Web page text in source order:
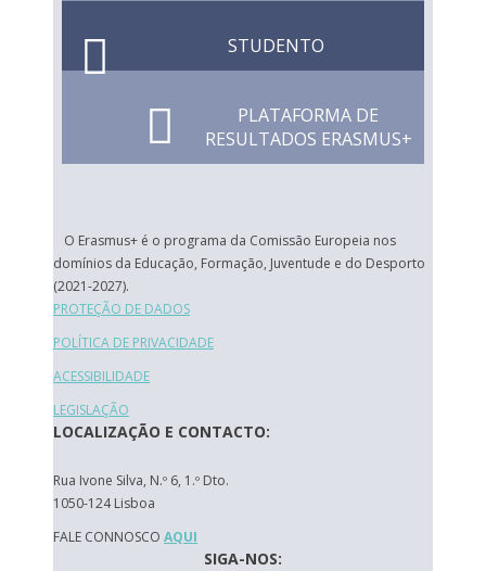
STUDENTO
PLATAFORMA DE
RESULTADOS ERASMUS+
O Erasmus+ é o programa da Comissão Europeia nos
domínios da Educação, Formação, Juventude e do Desporto
(2021-2027).
PROTEÇÃO DE DADOS
POLÍTICA DE PRIVACIDADE
ACESSIBILIDADE
LEGISLAÇÃO
LOCALIZAÇÃO E CONTACTO:
Rua Ivone Silva, N.º 6, 1.º Dto.
1050-124 Lisboa
FALE CONNOSCO AQUI
SIGA-NOS: